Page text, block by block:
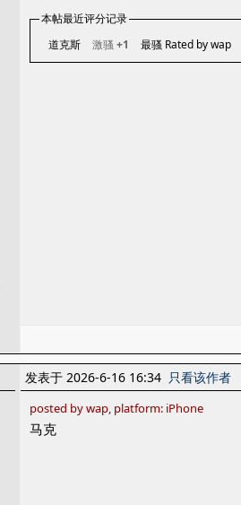
本帖最近评分记录
道克斯
激骚 +1 最骚 Rated by wap
发表于 2026-6-16 16:34 只看该作者
posted by wap, platform: iPhone
马克